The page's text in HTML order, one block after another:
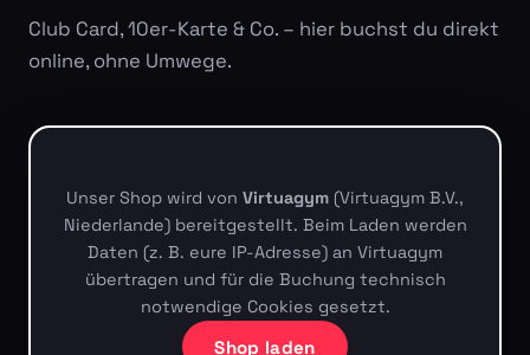
Club Card, 10er-Karte & Co. – hier buchst du direkt
online, ohne Umwege.
Unser Shop wird von Virtuagym (Virtuagym B.V.,
Niederlande) bereitgestellt. Beim Laden werden
Daten (z. B. eure IP-Adresse) an Virtuagym
übertragen und für die Buchung technisch
notwendige Cookies gesetzt.
Shop laden